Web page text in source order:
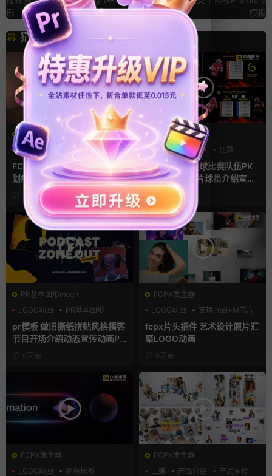
形
模板
猜你喜欢
FCPX转场
光效
复古风
支持Intel+M芯片
FCPX转场插件 15组光效胶片
划痕复古视频过渡
2天前
AE模板
分数
字幕模板 比赛
ae体育模板 足球比赛队伍PK
比分牌对决卡片球员介绍宣传
视频AE模板
3天前
PR基本图形mogrt
LOGO动画
PR基本图形
复古风
pr模板 做旧撕纸拼贴风格播客
节目开场介绍动态宣传动画PR
模版6天前
FCPX发生器
LOGO动画
支持Intel+M芯片
汇聚
fcpx片头插件 艺术设计照片汇
聚LOGO动画
6天前
FCPX发生器
LOGO动画
商务模板
FCPX发生器
三维
产品介绍 产品宣传